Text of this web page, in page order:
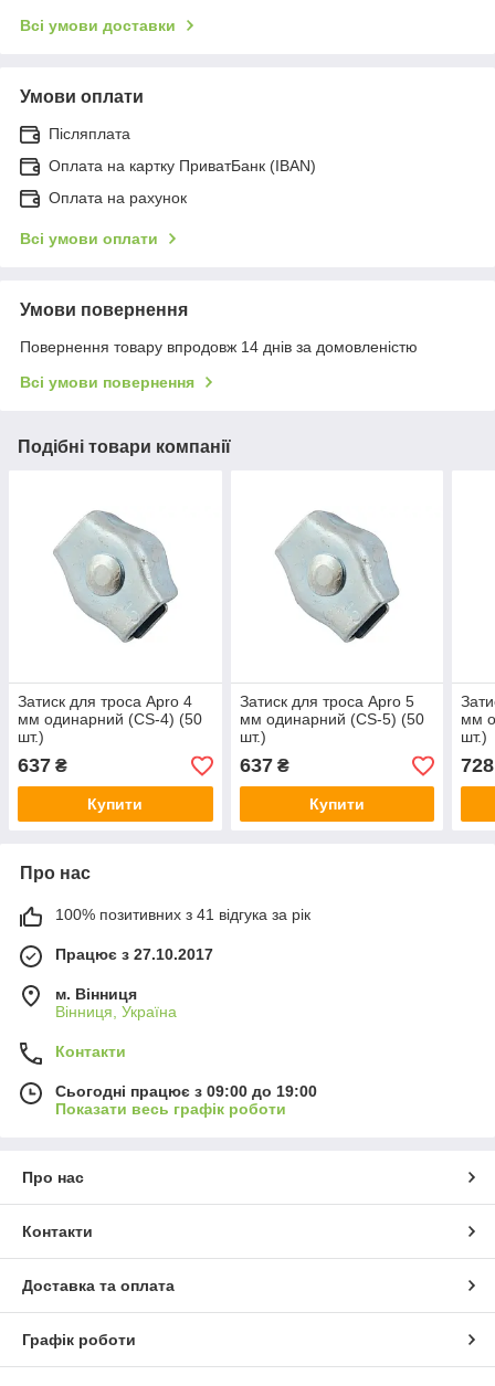
Всі умови доставки
Умови оплати
Післяплата
Оплата на картку ПриватБанк (IBAN)
Оплата на рахунок
Всі умови оплати
Умови повернення
Повернення товару впродовж 14 днів за домовленістю
Всі умови повернення
Подібні товари компанії
Затиск для троса Apro 4
мм одинарний (CS-4) (50
шт.)
637 ₴
Купити
Затиск для троса Apro 5
мм одинарний (CS-5) (50
шт.)
637₴
Купити
мм
шт.)
728
Про нас
100% позитивних з 41 відгука за рік
Працює з 27.10.2017
м. Вінниця
Вінниця, Україна
Контакти
Сьогодні працює з 09:00 до 19:00
Показати весь графік роботи
Про нас
Контакти
Доставка та оплата
Графік роботи